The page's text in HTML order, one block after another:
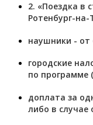
2. «Поездка в
Ротенбург-
наушники - от
городские
по программе
доплата за
либо в случае